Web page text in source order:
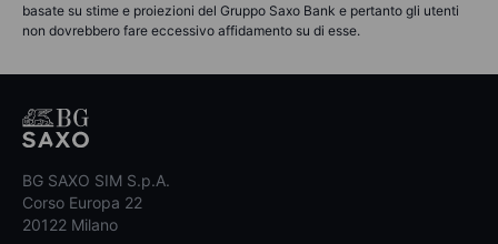
basate su stime e proiezioni del Gruppo Saxo Bank e pertanto gli utenti
non dovrebbero fare eccessivo affidamento su di esse.
BG SAXO SIM S.p.A.
Corso Europa 22
20122 Milano